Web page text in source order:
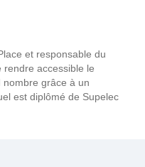
et responsable du
accessible le
grâce à un
est diplômé de Supelec